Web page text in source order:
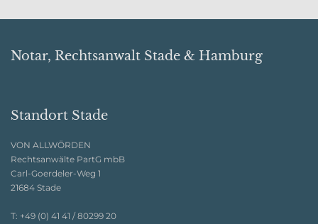
Notar, Rechtsanwalt Stade & Hamburg
Standort Stade
VON ALLWÖRDEN
Rechtsanwälte PartG mbB
Carl-Goerdeler-Weg 1
21684 Stade
T: +49 (0) 41 41 / 80299 20